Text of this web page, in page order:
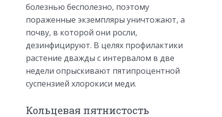
болезнью бесполезно, поэтому
пораженные экземпляры уничтожают, а
почву, в которой они росли,
дезинфицируют. В целях профилактики
растение дважды с интервалом в две
недели опрыскивают пятипроцентной
суспензией хлорокиси меди.
Кольцевая пятнистость